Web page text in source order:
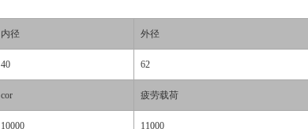
内径 外径
40 62
cor 疲劳载荷
10000 11000